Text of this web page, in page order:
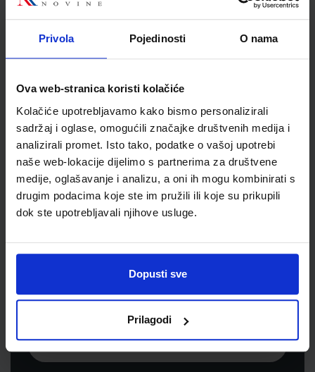
Privola Pojedinosti O nama
Ova web-stranica koristi kolačiće
Kolačiće upotrebljavamo kako bismo personalizirali
sadržaj i oglase, omogućili značajke društvenih medija i
analizirali promet. Isto tako, podatke o vašoj upotrebi
naše web-lokacije dijelimo s partnerima za društvene
medije, oglašavanje i analizu, a oni ih mogu kombinirati s
drugim podacima koje ste im pružili ili koje su prikupili
dok ste upotrebljavali njihove usluge.
Dopusti sve
Prilagodi
Detalji proizvoda
Šifra proizvoda
805714
Jedinična mjera
Newsletter prijava
Prijavite se kako bi primali informacije o novim
pogodnostima